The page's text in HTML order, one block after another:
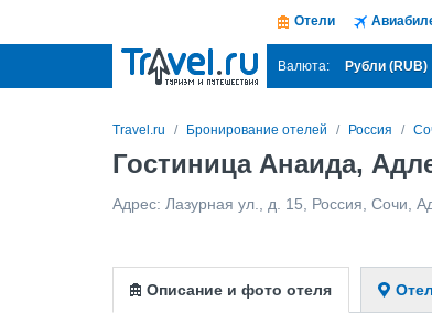
Отели
Валюта: Рубли (RUB)
Travel.ru Бронирование отелей Россия
Гостиница Анаида,
Адрес: Лазурная ул., д. 15 Россия Сочи
Описание и фото отеля